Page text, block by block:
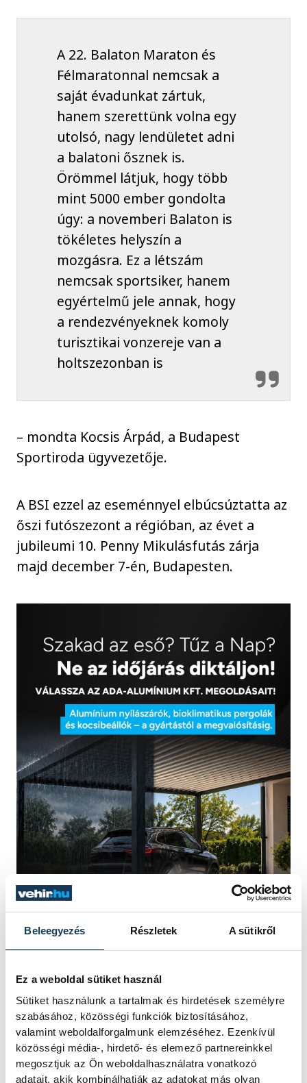
Beleegyezés Részletek A sütikről
Ez a weboldal sütiket használ
Sütiket használunk a tartalmak és hirdetések személyre
szabásához, közösségi funkciók biztosításához,
valamint weboldalforgalmunk elemzéséhez. Ezenkívül
közösségi média-, hirdető- és elemező partnereinkkel
megosztjuk az Ön weboldalhasználatra vonatkozó
adatait, akik kombinálhatják az adatokat más olyan
A 22. Balaton Maraton és
Félmaratonnal nemcsak a
saját évadunkat zártuk,
hanem szerettünk volna egy
utolsó, nagy lendületet adni
a balatoni ősznek is.
Örömmel látjuk, hogy több
mint 5000 ember gondolta
úgy: a novemberi Balaton is
tökéletes helyszín a
mozgásra. Ez a létszám
nemcsak sportsiker, hanem
egyértelmű jele annak, hogy
a rendezvényeknek komoly
turisztikai vonzereje van a
holtszezonban is
– mondta Kocsis Árpád, a Budapest
Sportiroda ügyvezetője.
A BSI ezzel az eseménnyel elbúcsúztatta az
őszi futószezont a régióban, az évet a
jubileumi 10. Penny Mikulásfutás zárja
majd december 7-én, Budapesten.
sport Balaton
szabadidősport
futás
tömegsport
félmaraton
maraton